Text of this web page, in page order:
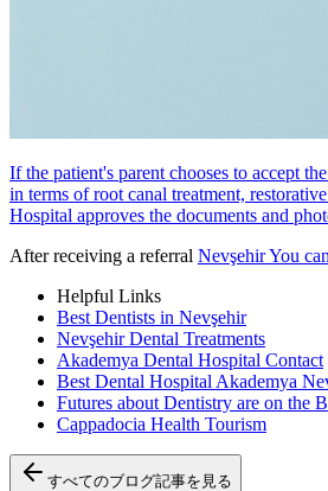
If the patient's parent chooses to accept
in terms of root canal treatment,
Hospital approves the documents and
After receiving a referral Nevşehir You
Helpful Links
Best Dentists in Nevşehir
Nevşehir Dental Treatments
Akademya Dental Hospital Contact
Best Dental Hospital Akademya
Futures about Dentistry are on the
Cappadocia Health Tourism
すべてのブログ記事を見る